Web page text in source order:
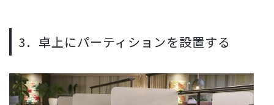
3．卓上にパーティションを設置する